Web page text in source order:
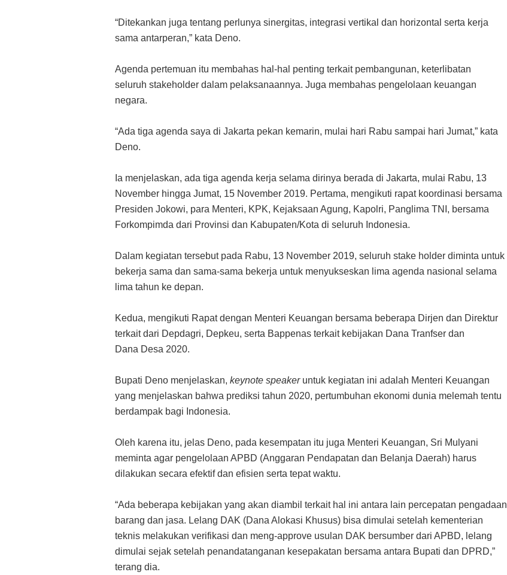
“Ditekankan juga tentang perlunya sinergitas, integrasi vertikal dan horizontal serta kerja
sama antarperan,” kata Deno.
Agenda pertemuan itu membahas hal-hal penting terkait pembangunan, keterlibatan
seluruh stakeholder dalam pelaksanaannya. Juga membahas pengelolaan keuangan
negara.
“Ada tiga agenda saya di Jakarta pekan kemarin, mulai hari Rabu sampai hari Jumat,” kata
Deno.
Ia menjelaskan, ada tiga agenda kerja selama dirinya berada di Jakarta, mulai Rabu, 13
November hingga Jumat, 15 November 2019. Pertama, mengikuti rapat koordinasi bersama
Presiden Jokowi, para Menteri, KPK, Kejaksaan Agung, Kapolri, Panglima TNI, bersama
Forkompimda dari Provinsi dan Kabupaten/Kota di seluruh Indonesia.
Dalam kegiatan tersebut pada Rabu, 13 November 2019, seluruh stake holder diminta untuk
bekerja sama dan sama-sama bekerja untuk menyukseskan lima agenda nasional selama
lima tahun ke depan.
Kedua, mengikuti Rapat dengan Menteri Keuangan bersama beberapa Dirjen dan Direktur
terkait dari Depdagri, Depkeu, serta Bappenas terkait kebijakan Dana Tranfser dan
Dana Desa 2020.
Bupati Deno menjelaskan, keynote speakeruntuk kegiatan ini adalah Menteri Keuangan
yang menjelaskan bahwa prediksi tahun 2020, pertumbuhan ekonomi dunia melemah tentu
berdampak bagi Indonesia.
Oleh karena itu, jelas Deno, pada kesempatan itu juga Menteri Keuangan, Sri Mulyani
meminta agar pengelolaan APBD (Anggaran Pendapatan dan Belanja Daerah) harus
dilakukan secara efektif dan efisien serta tepat waktu.
“Ada beberapa kebijakan yang akan diambil terkait hal ini antara lain percepatan pengadaan
barang dan jasa. Lelang DAK (Dana Alokasi Khusus) bisa dimulai setelah kementerian
teknis melakukan verifikasi dan meng-approve usulan DAK bersumber dari APBD, lelang
dimulai sejak setelah penandatanganan kesepakatan bersama antara Bupati dan DPRD,”
terang dia.